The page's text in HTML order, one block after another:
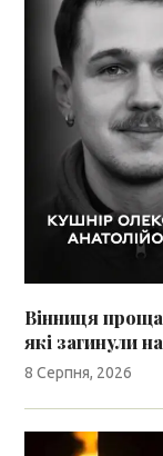
Вінниця
які загинули
8 Серпня, 2026